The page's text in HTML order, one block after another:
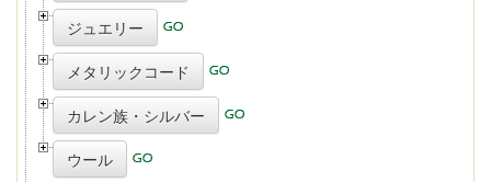
ジュエリー
メタリックコード
カレン族・シルバー
ウール